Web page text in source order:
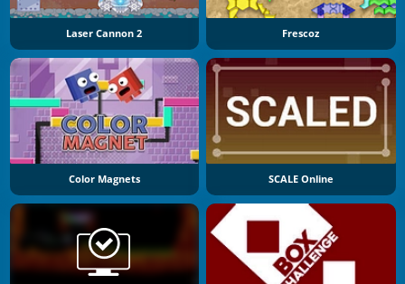
Laser Cannon 2 Frescoz
Color Magnets SCALE Online